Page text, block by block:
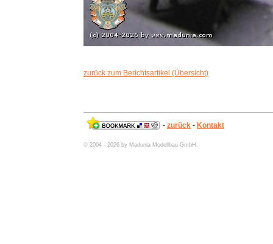
zurück zum Berichtsartikel (Übersicht)
- zurück - Kontakt
© 2004 - 2026 by Madunia Modellbau GmbH.